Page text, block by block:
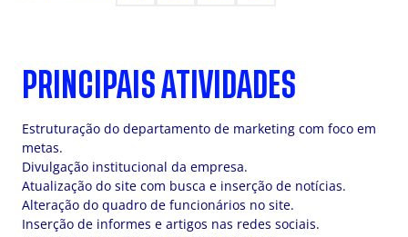
PRINCIPAIS ATIVIDADES
Estruturação do departamento de marketing com foco em
metas.
Divulgação institucional da empresa.
Atualização do site com busca e inserção de notícias.
Alteração do quadro de funcionários no site.
Inserção de informes e artigos nas redes sociais.